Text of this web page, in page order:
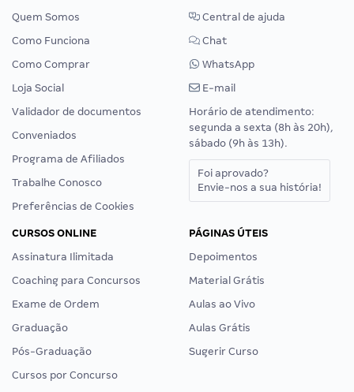
Quem Somos
Como Funciona
Como Comprar
Loja Social
Validador de documentos
Conveniados
Programa de Afiliados
Trabalhe Conosco
Preferências de Cookies
Central de ajuda
Chat
WhatsApp
E-mail
Horário de atendimento:
segunda a sexta (8h às 20h),
sábado (9h às 13h).
Foi aprovado?
Envie-nos a sua história!
CURSOS ONLINE
Assinatura Ilimitada
Coaching para Concursos
Exame de Ordem
Graduação
Pós-Graduação
Cursos por Concurso
PÁGINAS ÚTEIS
Depoimentos
Material Grátis
Aulas ao Vivo
Aulas Grátis
Sugerir Curso